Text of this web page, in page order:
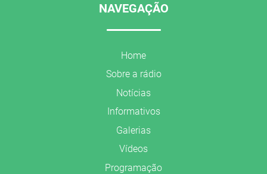
NAVEGAÇÃO
Home
Sobre a rádio
Notícias
Informativos
Galerias
Vídeos
Programação